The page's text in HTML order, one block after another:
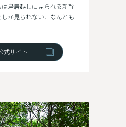
鳥居越しに見られる新幹
か見られない、なんとも
式サイト